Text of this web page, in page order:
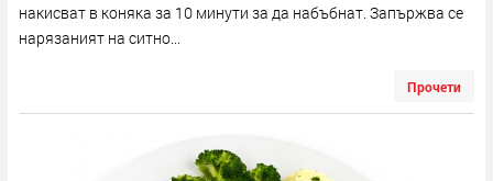
накисват в коняка за 10 минути за да набъбнат. Запържва се
нарязаният на ситно...
Прочети